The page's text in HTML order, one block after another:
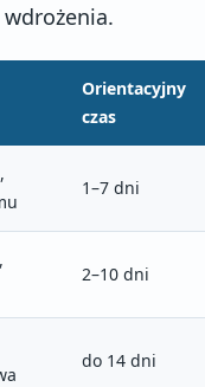
Orientacyjny
czas
1–7 dni
2–10 dni
do 14 dni